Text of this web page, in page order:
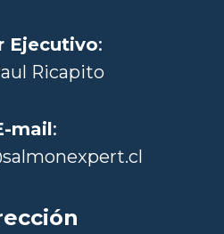
Ejecutivo:
Ricapito
mail: